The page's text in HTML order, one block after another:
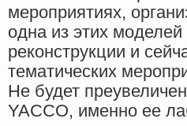
мероприятиях,
одна из этих
реконструкции и
тематических
Не будет
YACCO, именно ее